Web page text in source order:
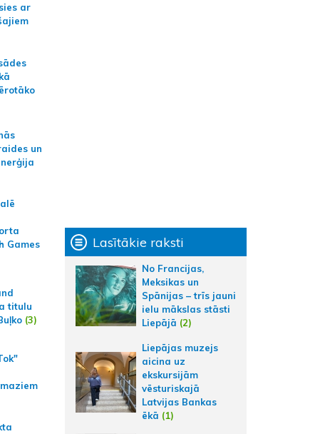
ar
un
Games
titulu
(3)
Lasītākie raksti
No Francijas,
Meksikas un
Spānijas – trīs jauni
ielu mākslas stāsti
Liepājā (2)
Liepājas muzejs
aicina uz
ekskursijām
vēsturiskajā
Latvijas Bankas
ēkā (1)